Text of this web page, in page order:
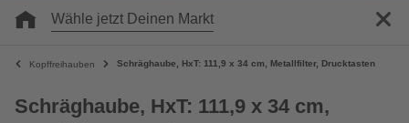
Wähle jetzt Deinen Markt
Kopffreihauben Schräghaube, HxT: 111,9 x 34 cm, Metallfilter, Drucktasten
Schräghaube, HxT: 111,9 x 34 cm,